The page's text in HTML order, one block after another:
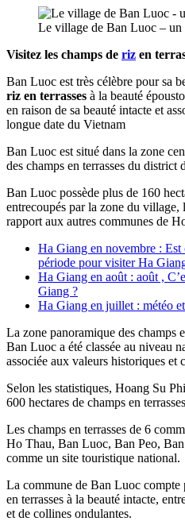
Le village de Ban Luoc – un
Visitez les champs de riz en
Ban Luoc est très célèbre pour sa
riz en terrasses à la beauté
en raison de sa beauté intacte et
longue date du Vietnam
Ban Luoc est situé dans la zone
des champs en terrasses du district
Ban Luoc possède plus de 160
entrecoupés par la zone du
rapport aux autres communes de
Ha Giang en novembre : Est
période pour visiter Ha
Ha Giang en août : août ,
Giang ?
Ha Giang en juillet : météo
La zone panoramique des champs
Ban Luoc a été classée au niveau
associée aux valeurs historiques et
Selon les statistiques, Hoang Su
600 hectares de champs en
Les champs en terrasses de 6
Ho Thau, Ban Luoc, Ban Peo,
comme un site touristique national.
La commune de Ban Luoc compte
en terrasses à la beauté intacte,
et de collines ondulantes.